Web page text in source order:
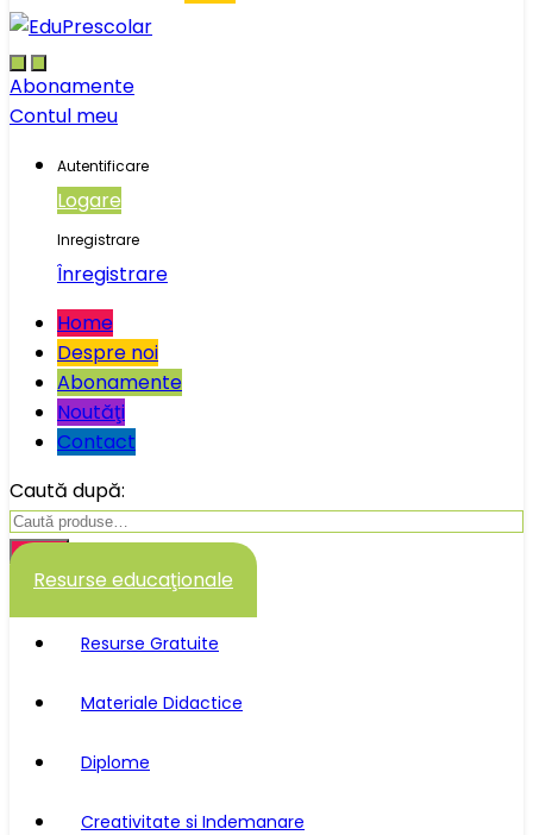
Abonamente
Contul meu
Autentificare
Logare
Inregistrare
Înregistrare
Home
Despre noi
Abonamente
Noutăţi
Contact
Caută după:
Caută
Resurse educaţionale
Resurse Gratuite
Materiale Didactice
Diplome
Creativitate si Indemanare